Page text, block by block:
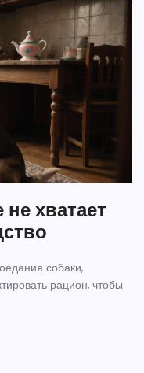
хватает
собаки,
рацион, чтобы